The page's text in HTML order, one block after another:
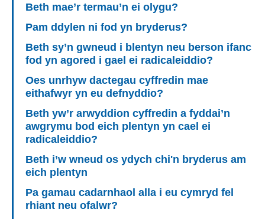
Beth mae’r termau’n ei olygu?
Pam ddylen ni fod yn bryderus?
Beth sy’n gwneud i blentyn neu berson ifanc
fod yn agored i gael ei radicaleiddio?
Oes unrhyw dactegau cyffredin mae
eithafwyr yn eu defnyddio?
Beth yw’r arwyddion cyffredin a fyddai’n
awgrymu bod eich plentyn yn cael ei
radicaleiddio?
Beth i’w wneud os ydych chi'n bryderus am
eich plentyn
Pa gamau cadarnhaol alla i eu cymryd fel
rhiant neu ofalwr?